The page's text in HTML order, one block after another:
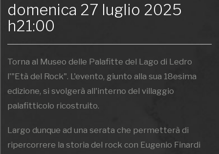
domenica 27 luglio 2025
h21:00
Torna al Museo delle Palafitte del Lago di Ledro
l'"Età del Rock". L'evento, giunto alla sua 18esima
edizione, si svolgerà all'interno del villaggio
palafitticolo ricostruito.
Largo dunque ad una serata che permetterà di
ripercorrere la storia del rock con Eugenio Finardi